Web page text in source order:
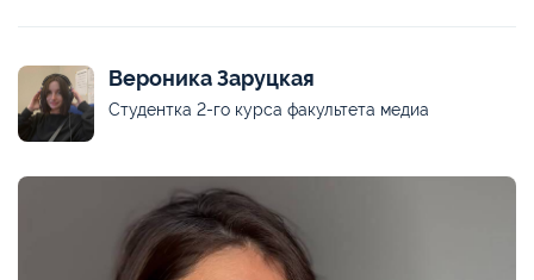
Вероника Заруцкая
Студентка 2-го курса факультета медиа